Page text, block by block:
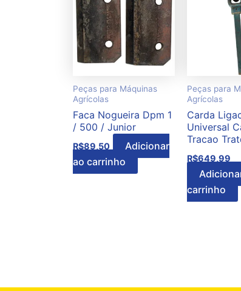
Peças para Máquinas
Agrícolas
Faca Nogueira Dpm 1
/ 500 / Junior
R$89,50
Adicionar
ao carrinho
Peças para
Agrícolas
Carda
Universal
Tracao
R$649,99
carrinho